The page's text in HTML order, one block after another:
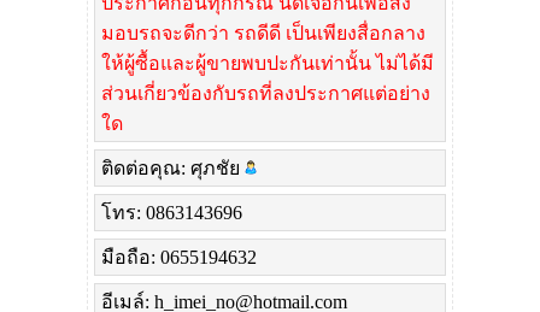
มอบรถจะดีกว่า รถดีดี เป็นเพียงสื่อกลาง
ให้ผู้ซื้อและผู้ขายพบปะกันเท่านั้น ไม่ได้มี
ส่วนเกี่ยวข้องกับรถที่ลงประกาศแต่อย่าง
ใด
ติดต่อคุณ: ศุภชัย
โทร: 0863143696
มือถือ: 0655194632
อีเมล์: h_imei_no@hotmail.com